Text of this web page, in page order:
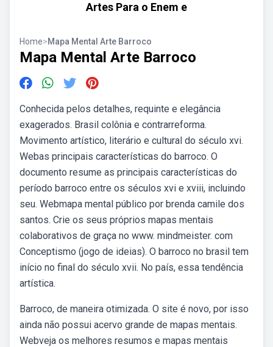
Artes Para o Enem e
Home>Mapa Mental Arte Barroco
Mapa Mental Arte Barroco
Conhecida pelos detalhes, requinte e elegância
exagerados. Brasil colônia e contrarreforma.
Movimento artístico, literário e cultural do século xvi.
Webas principais características do barroco. O
documento resume as principais características do
período barroco entre os séculos xvi e xviii, incluindo
seu. Webmapa mental público por brenda camile dos
santos. Crie os seus próprios mapas mentais
colaborativos de graça no www. mindmeister. com
Conceptismo (jogo de ideias). O barroco no brasil tem
início no final do século xvii. No país, essa tendência
artística.
Barroco, de maneira otimizada. O site é novo, por isso
ainda não possui acervo grande de mapas mentais.
Webveja os melhores resumos e mapas mentais